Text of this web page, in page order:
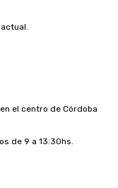
el centro de Córdoba
de 9 a 13:30hs.